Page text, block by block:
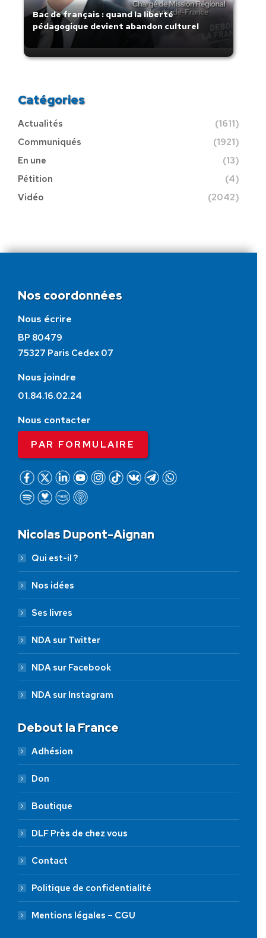
Bac de français : quand la liberté
pédagogique devient abandon culturel
Catégories
Actualités
(1611)
Communiqués
(1921)
En une
(13)
Pétition
(4)
Vidéo
(2042)
Nos coordonnées
Nous écrire
BP 80479
75327 Paris Cedex 07
Nous joindre
01.84.16.02.24
Nous contacter
PAR FORMULAIRE
Nicolas Dupont-Aignan
Qui est-il ?
Nos idées
Ses livres
NDA sur Twitter
NDA sur Facebook
NDA sur Instagram
Debout la France
Adhésion
Don
Boutique
DLF Près de chez vous
Contact
Politique de confidentialité
Mentions légales – CGU